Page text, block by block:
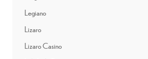
Legiano
Lizaro
Lizaro Casino